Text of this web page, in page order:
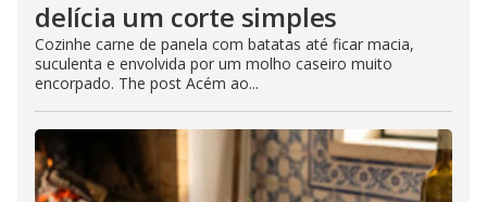
delícia um corte simples
Cozinhe carne de panela com batatas até ficar macia,
suculenta e envolvida por um molho caseiro muito
encorpado. The post Acém ao...